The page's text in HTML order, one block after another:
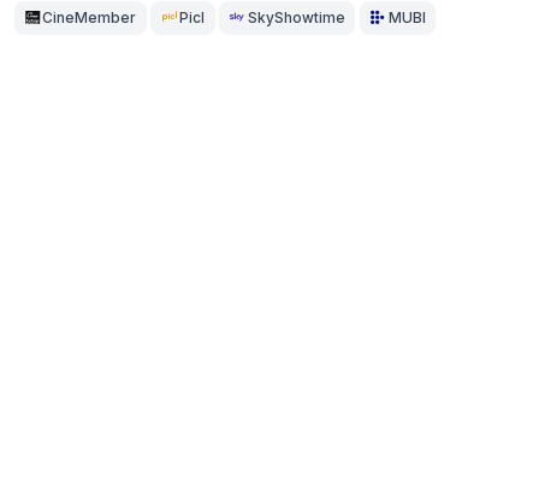
CineMember Picl SkyShowtime MUBI